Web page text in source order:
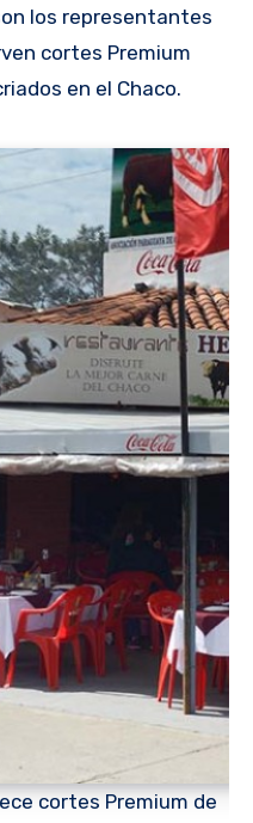
los representantes
cortes Premium
en el Chaco.
cortes Premium de